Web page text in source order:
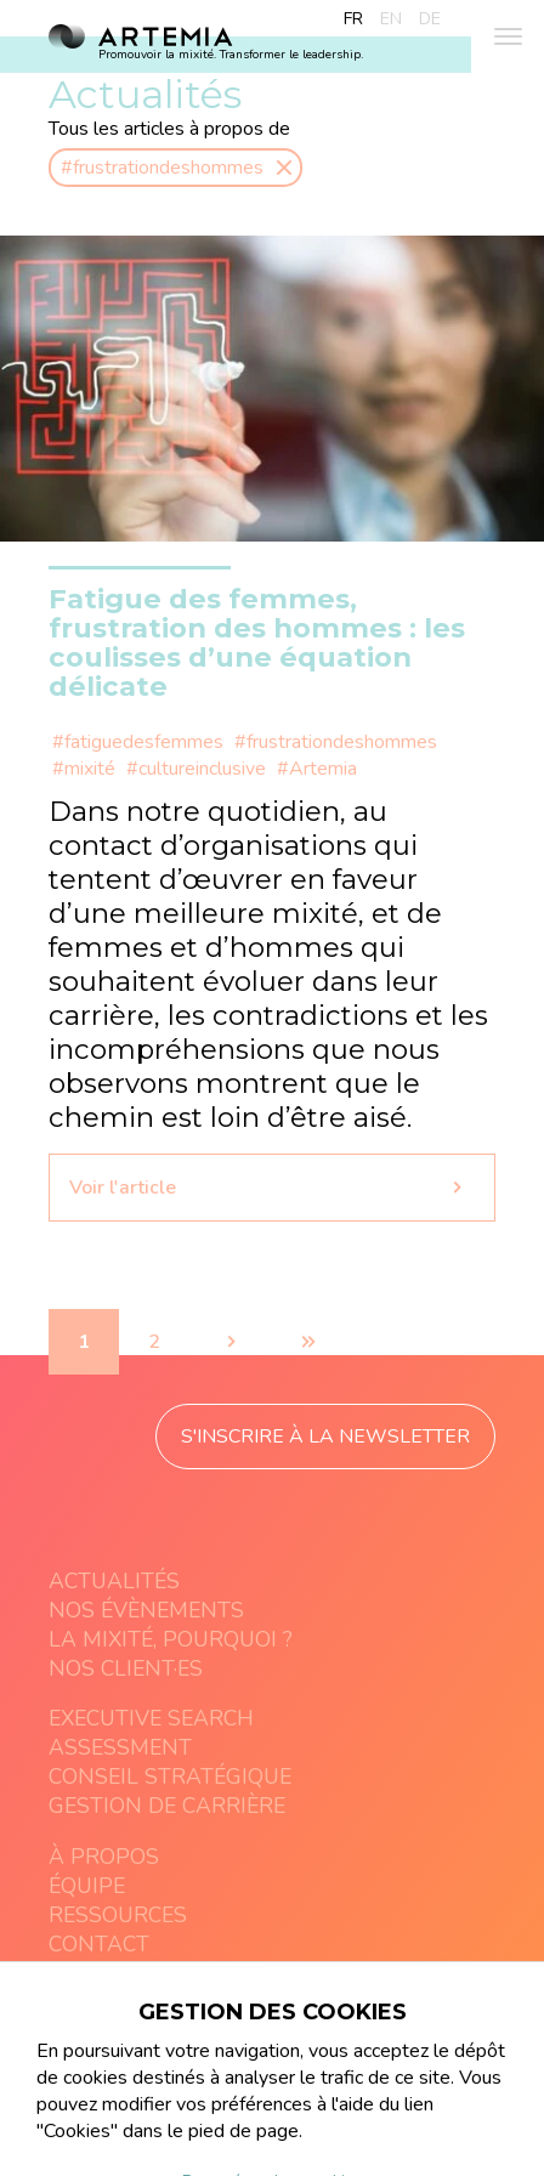
FR EN DE
Promouvoir la mixité. Transformer le leadership.
Actualités
Tous les articles à propos de
#frustrationdeshommes
Fatigue des femmes,
frustration des hommes : les
coulisses d’une équation
délicate
#fatiguedesfemmes #frustrationdeshommes
#mixité #cultureinclusive #Artemia
Dans notre quotidien, au
contact d’organisations qui
tentent d’œuvrer en faveur
d’une meilleure mixité, et de
femmes et d’hommes qui
souhaitent évoluer dans leur
carrière, les contradictions et les
incompréhensions que nous
observons montrent que le
chemin est loin d’être aisé.
Voir l'article
1 2
ACTUALITÉS
NOS ÉVÈNEMENTS
LA MIXITÉ, POURQUOI ?
NOS CLIENT·ES
EXECUTIVE SEARCH
ASSESSMENT
CONSEIL STRATÉGIQUE
GESTION DE CARRIÈRE
À PROPOS
ÉQUIPE
RESSOURCES
CONTACT
contact@artemia-executive.com
+41 21 213 08 03
S'INSCRIRE À LA NEWSLETTER
GESTION DES COOKIES
En poursuivant votre navigation, vous acceptez le dépôt
de cookies destinés à analyser le trafic de ce site. Vous
pouvez modifier vos préférences à l'aide du lien
"Cookies" dans le pied de page.